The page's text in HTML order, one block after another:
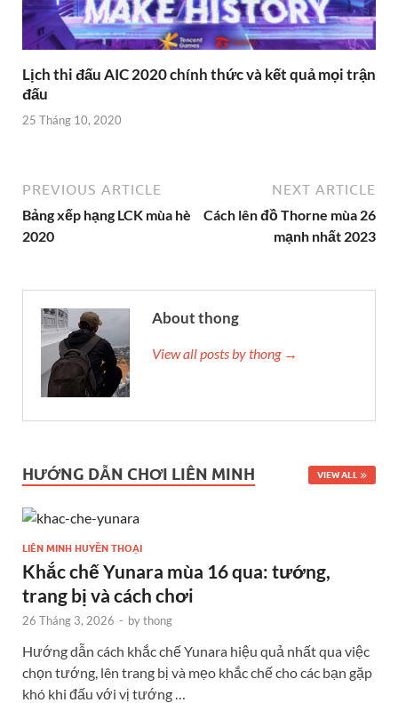
Lịch thi đấu AIC 2020 chính thức và kết quả mọi trận
đấu
25 Tháng 10, 2020
PREVIOUS ARTICLE
Bảng xếp hạng LCK mùa hè
2020
NEXT ARTICLE
Cách lên đồ Thorne mùa 26
mạnh nhất 2023
About thong
View all posts by thong →
HƯỚNG DẪN CHƠI LIÊN MINH VIEW ALL
LIÊN MINH HUYỀN THOẠI
Khắc chế Yunara mùa 16 qua: tướng,
trang bị và cách chơi
26 Tháng 3, 2026 - bythong
Hướng dẫn cách khắc chế Yunara hiệu quả nhất qua việc
chọn tướng, lên trang bị và mẹo khắc chế cho các bạn gặp
khó khi đấu với vị tướng …